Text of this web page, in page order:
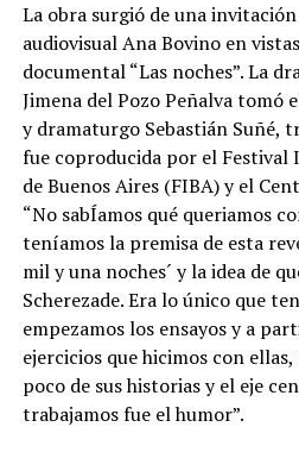
La obra surgió de una
audiovisual Ana Bovino en
documental “Las noches”. La
Jimena del Pozo Peñalva tomó
y dramaturgo Sebastián Suñé,
fue coproducida por el
de Buenos Aires (FIBA) y el
“No sabÍamos qué queriamos
teníamos la premisa de esta
mil y una noches´ y la idea de
Scherezade. Era lo único que
empezamos los ensayos y a
ejercicios que hicimos con
poco de sus historias y el eje
trabajamos fue el humor”.